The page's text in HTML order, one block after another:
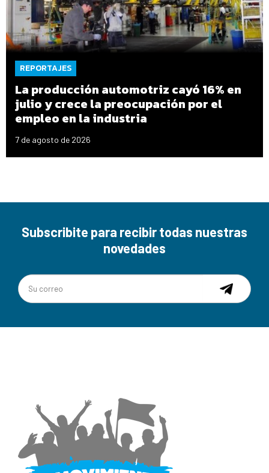
REPORTAJES
La producción automotriz cayó 16% en
julio y crece la preocupación por el
empleo en la industria
7 de agosto de 2026
Subscribite para recibir todas nuestras
novedades